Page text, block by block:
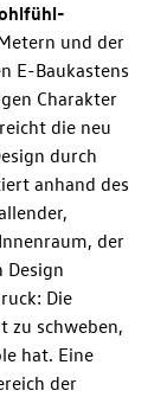
und der
E-Baukastens
Charakter
die neu
durch
anhand des
der
Die
zu schweben,
hat. Eine
der